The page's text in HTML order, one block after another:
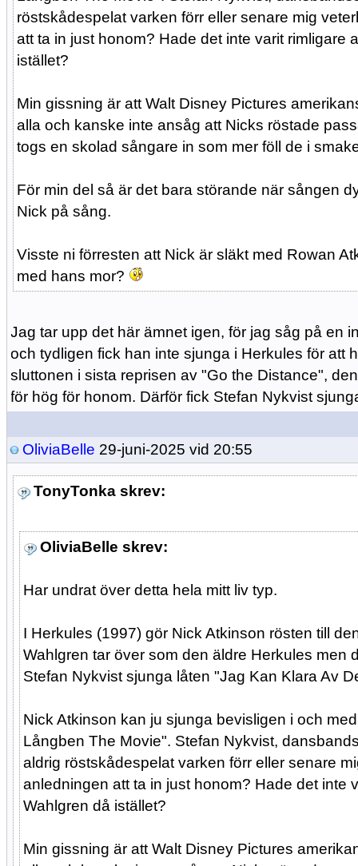
röstskådespelat varken förr eller senare mig
att ta in just honom? Hade det inte varit rimligare
istället?
Min gissning är att Walt Disney Pictures
alla och kanske inte ansåg att Nicks röstade
togs en skolad sångare in som mer föll de i
För min del så är det bara störande när sången
Nick på sång.
Visste ni förresten att Nick är släkt med Rowan
med hans mor?
Jag tar upp det här ämnet igen, för jag såg på en
och tydligen fick han inte sjunga i Herkules för att
sluttonen i sista reprisen av "Go the Distance",
för hög för honom. Därför fick Stefan Nykvist
OliviaBelle 29-juni-2025 vid 20:55
TonyTonka skrev:
OliviaBelle skrev:
Har undrat över detta hela mitt liv typ.
I Herkules (1997) gör Nick Atkinson rösten till
Wahlgren tar över som den äldre Herkules men
Stefan Nykvist sjunga låten "Jag Kan Klara Av
Nick Atkinson kan ju sjunga bevisligen i och
Långben The Movie". Stefan Nykvist,
aldrig röstskådespelat varken förr eller senare
anledningen att ta in just honom? Hade det inte
Wahlgren då istället?
Min gissning är att Walt Disney Pictures